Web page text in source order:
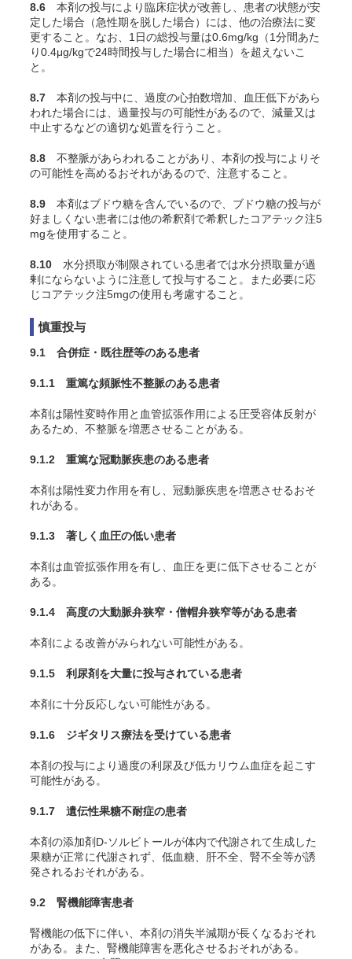
8.6 本剤の投与により臨床症状が改善し、患者の状態が安
定した場合（急性期を脱した場合）には、他の治療法に変
更すること。なお、1日の総投与量は0.6mg/kg（1分間あた
り0.4μg/kgで24時間投与した場合に相当）を超えないこ
と。
8.7 本剤の投与中に、過度の心拍数増加、血圧低下があら
われた場合には、過量投与の可能性があるので、減量又は
中止するなどの適切な処置を行うこと。
8.8 不整脈があらわれることがあり、本剤の投与によりそ
の可能性を高めるおそれがあるので、注意すること。
8.9 本剤はブドウ糖を含んでいるので、ブドウ糖の投与が
好ましくない患者には他の希釈剤で希釈したコアテック注5
mgを使用すること。
8.10 水分摂取が制限されている患者では水分摂取量が過
剰にならないように注意して投与すること。また必要に応
じコアテック注5mgの使用も考慮すること。
慎重投与
9.1 合併症・既往歴等のある患者
9.1.1 重篤な頻脈性不整脈のある患者
本剤は陽性変時作用と血管拡張作用による圧受容体反射が
あるため、不整脈を増悪させることがある。
9.1.2 重篤な冠動脈疾患のある患者
本剤は陽性変力作用を有し、冠動脈疾患を増悪させるおそ
れがある。
9.1.3 著しく血圧の低い患者
本剤は血管拡張作用を有し、血圧を更に低下させることが
ある。
9.1.4 高度の大動脈弁狭窄・僧帽弁狭窄等がある患者
本剤による改善がみられない可能性がある。
9.1.5 利尿剤を大量に投与されている患者
本剤に十分反応しない可能性がある。
9.1.6 ジギタリス療法を受けている患者
本剤の投与により過度の利尿及び低カリウム血症を起こす
可能性がある。
9.1.7 遺伝性果糖不耐症の患者
本剤の添加剤D-ソルビトールが体内で代謝されて生成した
果糖が正常に代謝されず、低血糖、肝不全、腎不全等が誘
発されるおそれがある。
9.2 腎機能障害患者
腎機能の低下に伴い、本剤の消失半減期が長くなるおそれ
がある。また、腎機能障害を悪化させるおそれがある。